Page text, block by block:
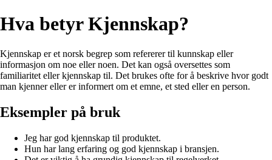
Hva betyr Kjennskap?
Kjennskap er et norsk begrep som refererer til kunnskap eller
informasjon om noe eller noen. Det kan også oversettes som
familiaritet eller kjennskap til. Det brukes ofte for å beskrive hvor godt
man kjenner eller er informert om et emne, et sted eller en person.
Eksempler på bruk
Jeg har god kjennskap til produktet.
Hun har lang erfaring og god kjennskap i bransjen.